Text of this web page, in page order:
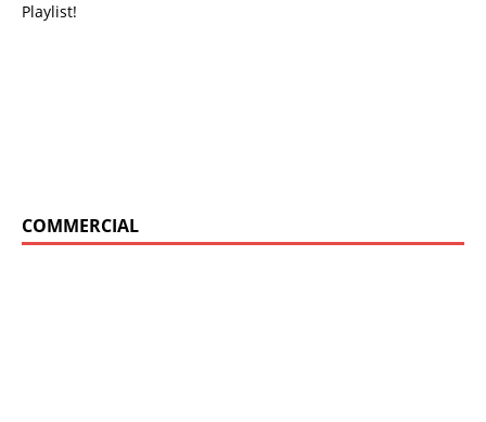
Playlist!
COMMERCIAL